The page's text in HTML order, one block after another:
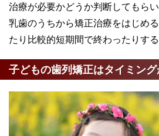
治療が必要かどうか判断してもらい
乳歯のうちから矯正治療をはじめ
たり比較的短期間で終わったりする
子どもの歯列矯正はタイミング